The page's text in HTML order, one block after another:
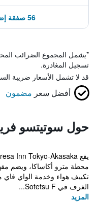
56 صفقة إضافية ابتداءً من 236 ﷼
*يشمل المجموع الضرائب
تسجيل المغادرة.
قد لا تشمل الأسعار ضريبة
أفضل سعر مضمون
حول سوتيتسو
محطة مترو أكاساكا، ويضم
تكييف هواء وخدمة الواي فاي
الغرف في Sotetsu F...
المزيد